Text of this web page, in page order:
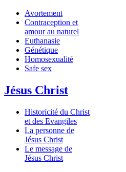
Avortement
Contraception et
amour au naturel
Euthanasie
Génétique
Homosexualité
Safe sex
Jésus Christ
Historicité du Christ
et des Evangiles
La personne de
Jésus Christ
Le message de
Jésus Christ